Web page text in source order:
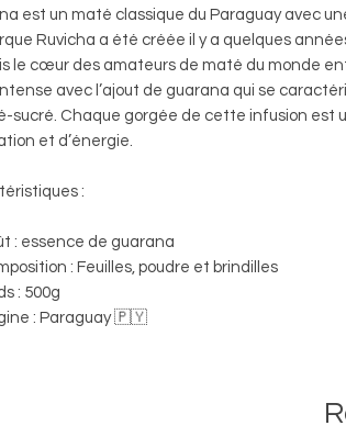
est un maté classique du Paraguay avec
Ruvicha a été créée il y a quelques
le cœur des amateurs de maté du monde
avec l’ajout de guarana qui se
sucré. Chaque gorgée de cette infusion est
et d’énergie.
:
: essence de guarana
: Feuilles, poudre et brindilles
: 500g
: Paraguay 🇵🇾